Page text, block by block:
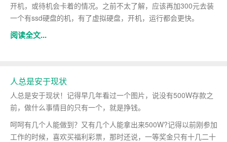
开机，或待机会卡着的情况。之前不太了解，应该再加300元去装
一个有ssd硬盘的机，有了虚拟硬盘，开机，运行都会更快。
阅读全文...
人总是安于现状
人总是安于现状！记得早几年看过一个图片，说没有500W存款之
前，做什么事情目的只有一个，就是挣钱。
呵呵有几个人能做到？又有几个人能拿出来500W?记得以前刚参加
工作的时候，喜欢买福利彩票，那时还说，一等奖金只有十几二十